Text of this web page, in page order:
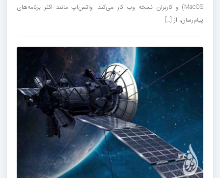
MacOS) و کاربران نسخه وب کار می‌کند. واتس‌اپ مانند اکثر برنامه‌های
پیام‌رسان، از […]